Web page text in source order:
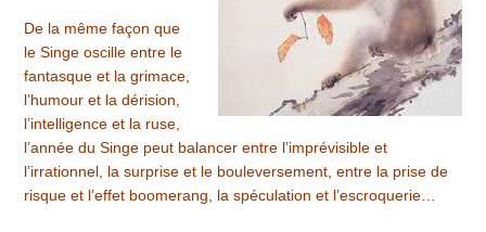
De la même façon que
le Singe oscille entre le
fantasque et la grimace,
l’humour et la dérision,
l’intelligence et la ruse,
l’année du Singe peut balancer entre l’imprévisible et
l’irrationnel, la surprise et le bouleversement, entre la prise de
risque et l’effet boomerang, la spéculation et l’escroquerie…